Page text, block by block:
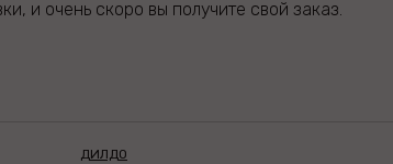
и очень скоро вы получите свой заказ.
ДИЛДО